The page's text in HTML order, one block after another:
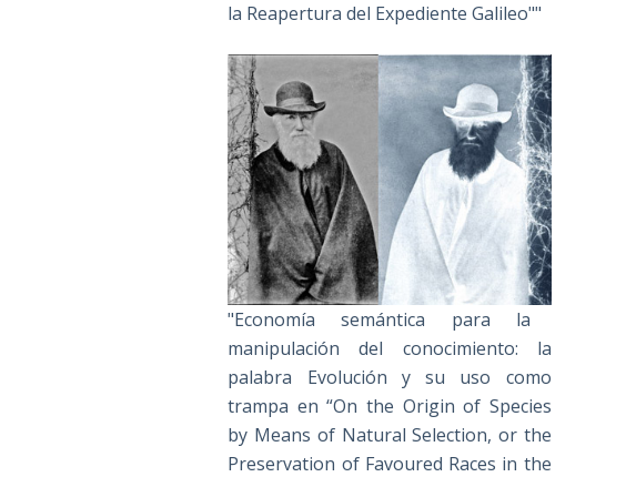
la Reapertura del Expediente Galileo""
"Economía semántica para la
manipulación del conocimiento: la
palabra Evolución y su uso como
trampa en “On the Origin of Species
by Means of Natural Selection, or the
Preservation of Favoured Races in the